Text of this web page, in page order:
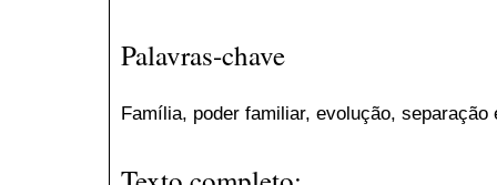
Palavras-chave
Família, poder familiar, evolução, separação